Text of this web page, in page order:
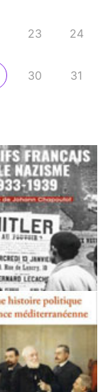
23 24
30 31